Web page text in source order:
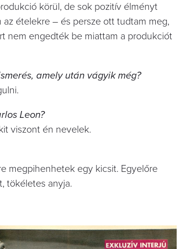
körül, de sok pozitív élményt
ételekre – és persze ott tudtam meg,
nem engedték be miattam a produkciót
amely után vágyik még?
Leon?
viszont én nevelek.
megpihenhetek egy kicsit. Egyelőre
tökéletes anyja.